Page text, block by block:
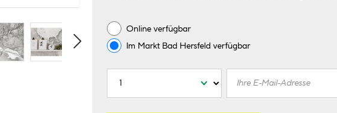
Online verfügbar
Im Markt Bad Hersfeld verfügbar